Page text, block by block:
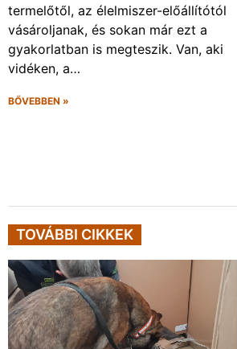
termelőtől, az élelmiszer-előállítótól
vásároljanak, és sokan már ezt a
gyakorlatban is megteszik. Van, aki
vidéken, a…
BŐVEBBEN »
TOVÁBBI CIKKEK